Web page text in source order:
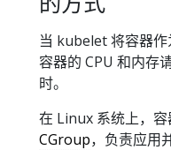
当 kubelet 将容器
容器的 CPU 和内存
时。
在 Linux 系统上，
CGroup，负责应用